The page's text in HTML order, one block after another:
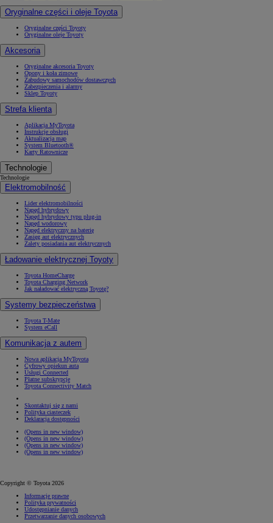
Oryginalne części i oleje Toyota
Oryginalne części Toyoty
Oryginalne oleje Toyoty
Akcesoria
Oryginalne akcesoria Toyoty
Opony i koła zimowe
Zabudowy samochodów dostawczych
Zabezpieczenia i alarmy
Sklep Toyoty
Strefa klienta
Aplikacja MyToyota
Instrukcje obsługi
Aktualizacja map
System Bluetooth®
Karty Ratownicze
Technologie
Technologie
Elektromobilność
Lider elektromobilności
Napęd hybrydowy
Napęd hybrydowy typu plug-in
Napęd wodorowy
Napęd elektryczny na baterię
Zasięg aut elektrycznych
Zalety posiadania aut elektrycznych
Ładowanie elektrycznej Toyoty
Toyota HomeCharge
Toyota Charging Network
Jak naładować elektryczną Toyotę?
Systemy bezpieczeństwa
Toyota T-Mate
System eCall
Komunikacja z autem
Nowa aplikacja MyToyota
Cyfrowy opiekun auta
Usługi Connected
Płatne subskrypcje
Toyota Connectivity Match
Skontaktuj się z nami
Polityka ciasteczek
Deklaracja dostępności
(Opens in new window)
(Opens in new window)
(Opens in new window)
(Opens in new window)
Copyright © Toyota 2026
Informacje prawne
Polityka prywatności
Udostępnianie danych
Przetwarzanie danych osobowych